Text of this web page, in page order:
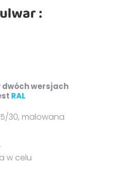
:
dwóch wersjach
RAL
30, malowana
w celu